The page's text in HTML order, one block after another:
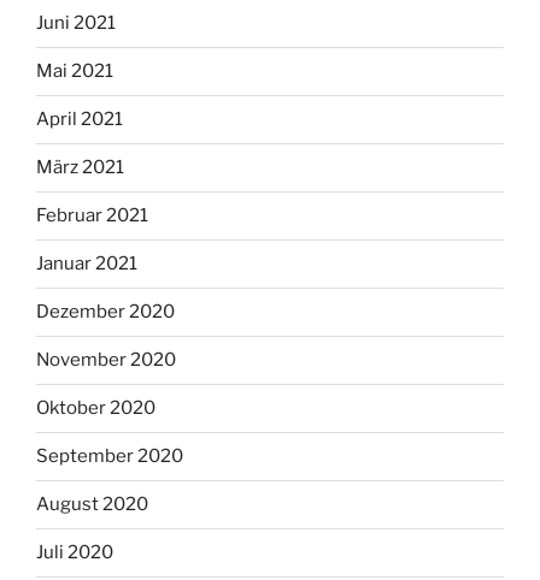
Juni 2021
Mai 2021
April 2021
März 2021
Februar 2021
Januar 2021
Dezember 2020
November 2020
Oktober 2020
September 2020
August 2020
Juli 2020